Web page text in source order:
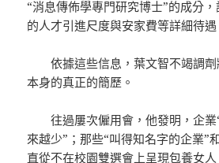
“消息傳佈學專門研究博士”的成分
的人才引進尺度與安家費等詳細待
依據這些信息，葉文智不竭調
本身的真正的簡歷。
往過屢次僱用會，他發明，企
來越少”；那些“叫得知名字的企業”
直從不在校園雙選會上呈現包養女人